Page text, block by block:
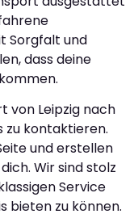
Sorgfalt und
dass deine
von Leipzig nach
zu kontaktieren.
und erstellen
Wir sind stolz
Service
bieten zu können.